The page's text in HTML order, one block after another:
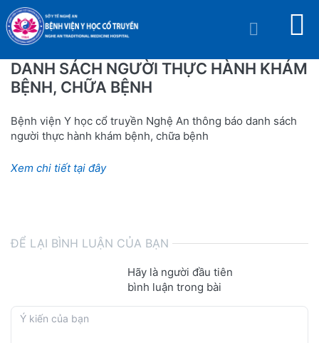
DANH SÁCH NGƯỜI THỰC HÀNH KHÁM
BỆNH, CHỮA BỆNH
Bệnh viện Y học cổ truyền Nghệ An thông báo danh sách
người thực hành khám bệnh, chữa bệnh
Xem chi tiết tại đây
ĐỂ LẠI BÌNH LUẬN CỦA BẠN
Hãy là người đầu tiên
bình luận trong bài